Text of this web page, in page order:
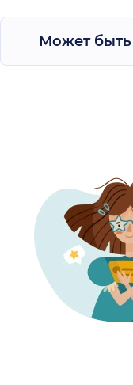
Может быть